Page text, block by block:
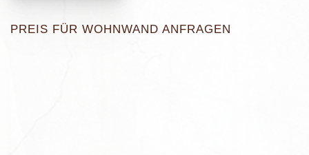
PREIS FÜR WOHNWAND ANFRAGEN